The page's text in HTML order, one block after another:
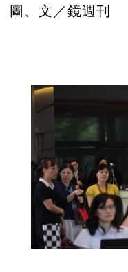
圖、文／鏡週刊